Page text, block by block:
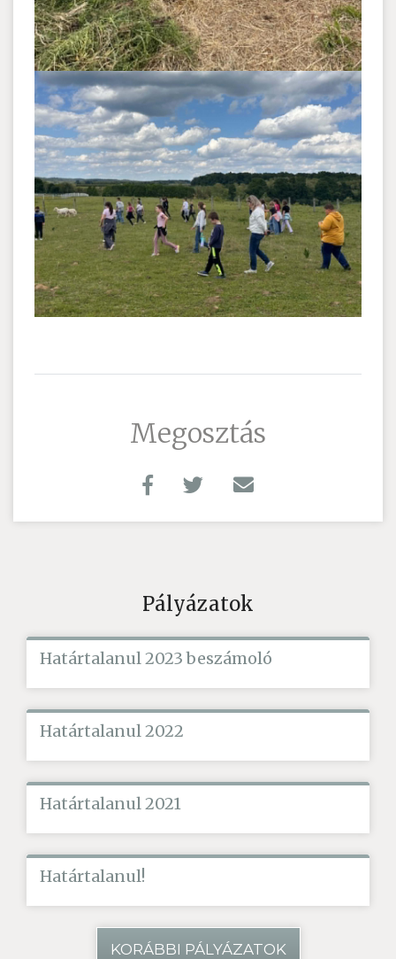
Megosztás
Pályázatok
Határtalanul 2023 beszámoló
Határtalanul 2022
Határtalanul 2021
Határtalanul!
KORÁBBI PÁLYÁZATOK